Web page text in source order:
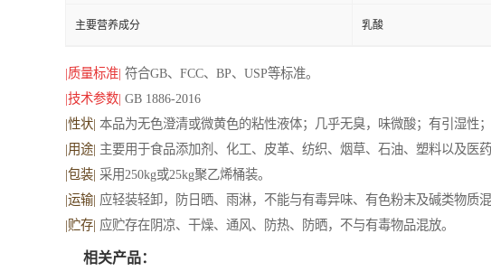
主要营养成分 乳酸
|质量标准| 符合GB、FCC、BP、USP等标准。
|技术参数| GB 1886-2016
|性状| 本品为无色澄清或微黄色的粘性液体；几乎无臭，味微酸；有引湿性
|用途| 主要用于食品添加剂、化工、皮革、纺织、烟草、石油、塑料以及医药
|包装| 采用250kg或25kg聚乙烯桶装。
|运输| 应轻装轻卸，防日晒、雨淋，不能与有毒异味、有色粉末及碱类物质混
|贮存| 应贮存在阴凉、干燥、通风、防热、防晒，不与有毒物品混放。
相关产品：